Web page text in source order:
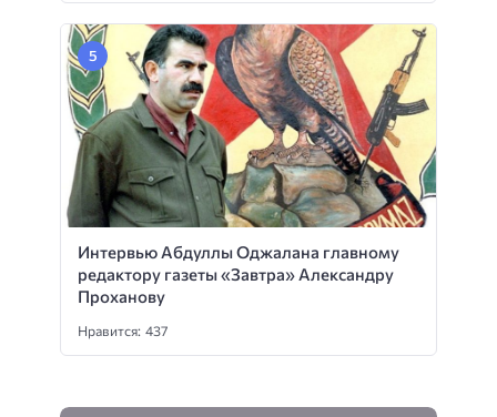
Интервью Абдуллы Оджалана главному
редактору газеты «Завтра» Александру
Проханову
Нравится: 437